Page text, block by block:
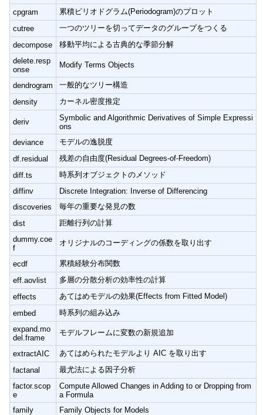
cpgram
累積ピリオドグラム(Periodogram)のプロット
cutree
一つのツリーを切ってデータのグループをつくる
decompose
移動平均による古典的な季節分解
delete.resp
onse
Modify Terms Objects
dendrogram
一般的なツリー構造
density
カーネル密度推定
deriv
Symbolic and Algorithmic Derivatives of Simple Expressi
ons
deviance
モデルの逸脱度
df.residual
残差の自由度(Residual Degrees-of-Freedom)
diff.ts
時系列オブジェクトのメソッド
diffinv
Discrete Integration: Inverse of Differencing
discoveries
毎年の重要な発見の数
dist
距離行列の計算
dummy.coe
f
オリジナルのコーディングの係数を取り出す
ecdf
累積経験分布関数
eff.aovlist
多層の分散分析の効率性の計算
effects
あてはめモデルの効果(Effects from Fitted Model)
embed
時系列の組み込み
expand.mo
del.frame
モデルフレームに変数の新規追加
extractAIC
あてはめられたモデルより AIC を取り出す
factanal
最尤法による因子分析
factor.scop
e
Compute Allowed Changes in Adding to or Dropping from
a Formula
family
Family Objects for Models